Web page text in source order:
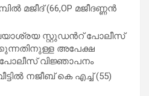
മജീദ് (66,OP മജീദണ്ണൻ
സ്റ്റുഡന്‍റ് പോലീസ്
അപേക്ഷ
വിജ്ഞാപനം
നജീബ് കെ എച്ച് (55)